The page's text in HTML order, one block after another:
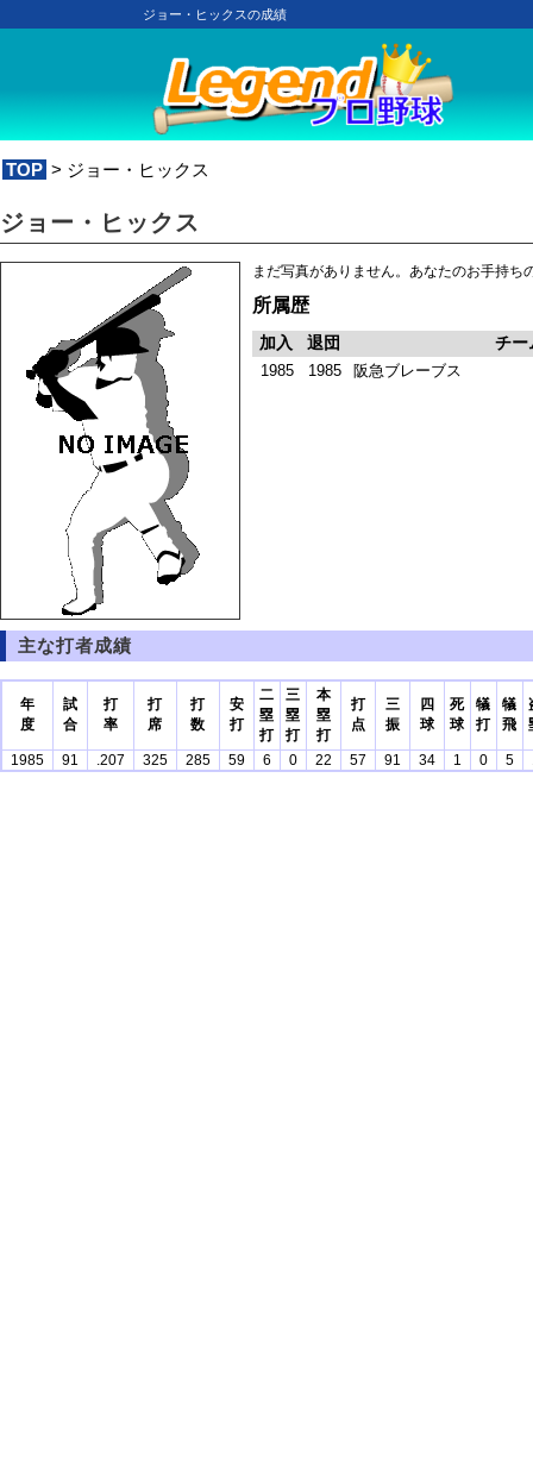
ジョー・ヒックスの成績
TOP > ジョー・ヒックス
ジョー・ヒックス
まだ写真がありません。あなたのお手持ち
所属歴
加入 退団 チー
1985 1985 阪急ブレーブス
主な打者成績
年
度
試
合
打
率
打
席
打
数
安
打
二
塁
打
三
塁
打
本
塁
打
打
点
三
振
四
球
死
球
犠
打
犠
飛
1985 91 .207 325 285 59 6 0 22 57 91 34 1 0 5